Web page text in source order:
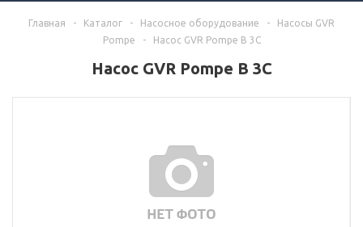
Главная - Каталог - Насосное оборудование -
Насосы GVR
Pompe
- Насос GVR Pompe B 3C
Насос GVR Pompe B 3C